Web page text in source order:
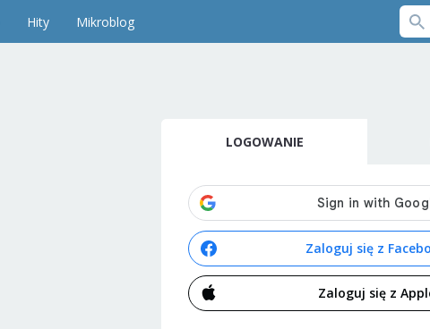
Hity Mikroblog
LOGOWANIE
Zaloguj się z
Zaloguj się z